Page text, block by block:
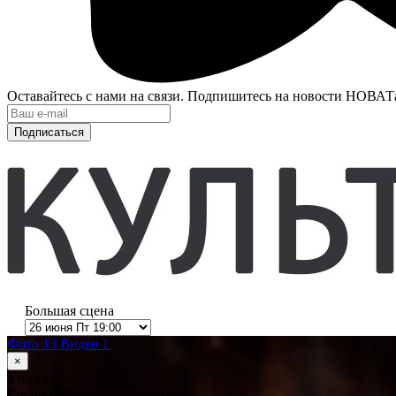
Оставайтесь с нами на связи. Подпишитесь на новости
Подписаться
Большая сцена
Фото 13 Видео 1
×